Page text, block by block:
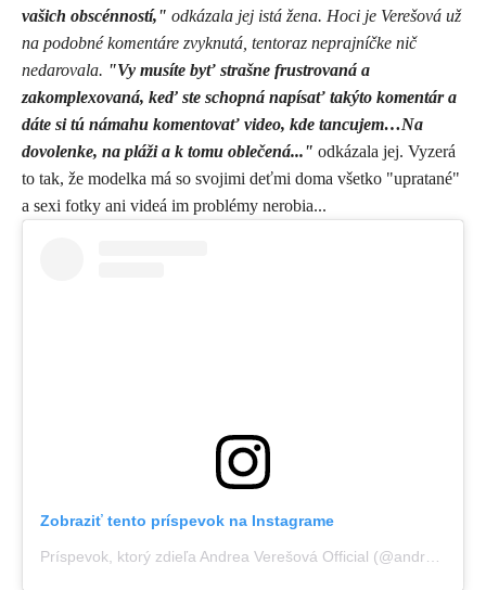
vašich obscénností," odkázala jej istá žena. Hoci je Verešová už
na podobné komentáre zvyknutá, tentoraz neprajníčke nič
nedarovala. "Vy musíte byť strašne frustrovaná a
zakomplexovaná, keď ste schopná napísať takýto komentár a
dáte si tú námahu komentovať video, kde tancujem…Na
dovolenke, na pláži a k tomu oblečená..." odkázala jej. Vyzerá
to tak, že modelka má so svojimi deťmi doma všetko "upratané"
a sexi fotky ani videá im problémy nerobia...
Zobraziť tento príspevok na Instagrame
Príspevok, ktorý zdieľa Andrea Verešová Official (@andreaveresovaofficial)